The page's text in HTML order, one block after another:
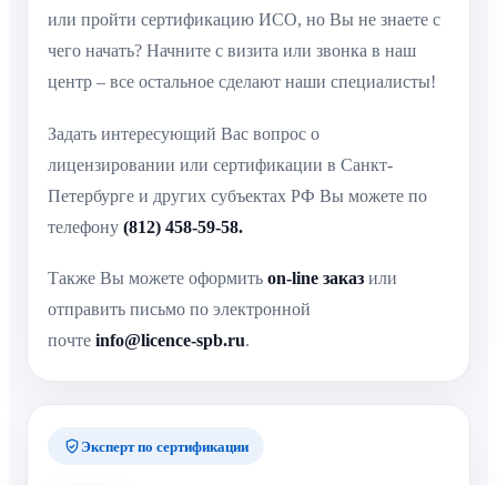
или пройти сертификацию ИСО, но Вы не знаете с
чего начать? Начните с визита или звонка в наш
центр – все остальное сделают наши специалисты!
Задать интересующий Вас вопрос о
лицензировании или сертификации в Санкт-
Петербурге и других субъектах РФ Вы можете по
телефону (812) 458-59-58.
Также Вы можете оформить on-line заказ или
отправить письмо по электронной
почте info@licence-spb.ru.
Эксперт по сертификации